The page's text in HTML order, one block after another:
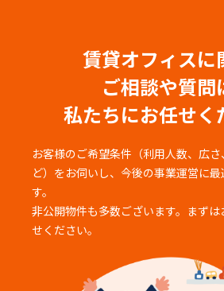
賃貸オフィスに
ご相談や質問
私たちにお任せく
お客様のご希望条件（利用人数、広
ど）をお伺いし、 今後の事業運営に
す。
非公開物件も多数ございます。まず
せください。